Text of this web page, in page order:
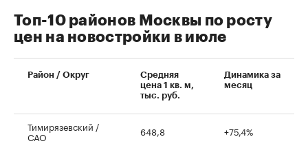
00:00 / 00:00
Топ-10 районов Москвы по росту
цен на новостройки в июле
Район / Округ
Средняя
цена 1 кв. м,
тыс. руб.
Динамика за
месяц
Тимирязевский /
САО 648,8 +75,4%